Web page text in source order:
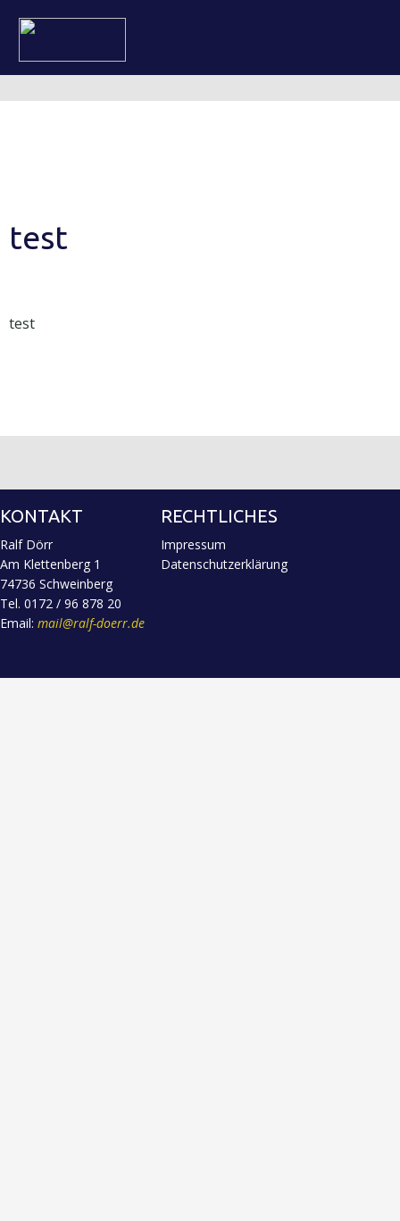
test
test
KONTAKT
Ralf Dörr
Am Klettenberg 1
74736 Schweinberg
Tel. 0172 / 96 878 20
Email: mail@ralf-doerr.de
RECHTLICHES
Impressum
Datenschutzerklärung